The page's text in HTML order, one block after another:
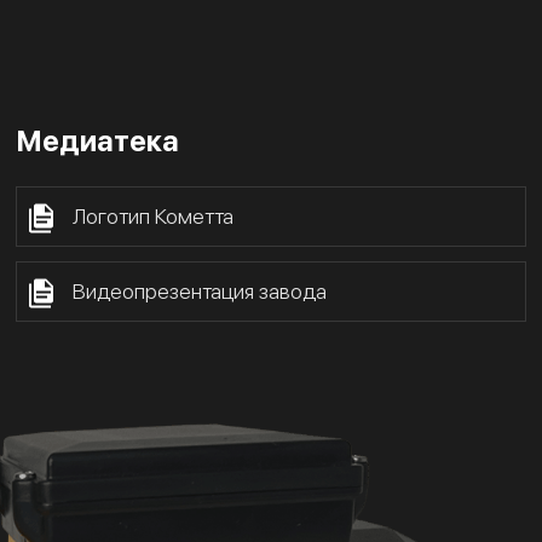
Медиатека
Логотип Кометта
Видеопрезентация завода